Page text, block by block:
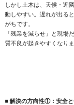
しかし土木は、天候・近
動しやすい。遅れが出る
がちです。
「残業を減らせ」と現場
質不良が起きやすくなりま
■ 解決の方向性①：安全